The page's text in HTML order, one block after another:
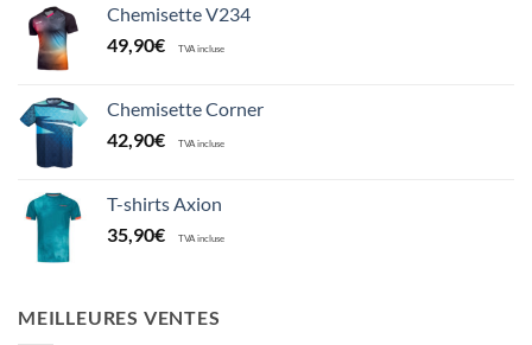
Chemisette V234
49,90€ TVA incluse
Chemisette Corner
42,90€ TVA incluse
T-shirts Axion
35,90€ TVA incluse
MEILLEURES VENTES